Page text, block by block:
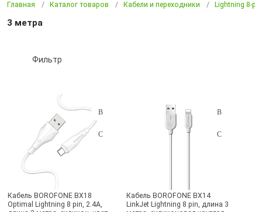
Главная Каталог товаров Кабели и переходники Lightning 8-pin
3 метра
Фильтр
Подбор параметров
Розничная цена
Кабель BOROFONE BX18
Optimal Lightning 8 pin, 2.4A,
Кабель BOROFONE BX14
LinkJet Lightning 8 pin, длина 3